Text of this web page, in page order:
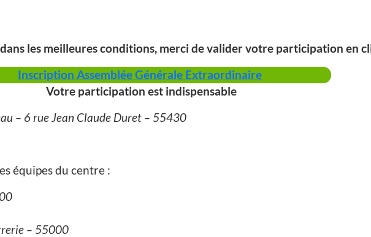
les meilleures conditions, merci de valider votre participation en
Inscription Assemblée Générale Extraordinaire
Votre participation est indispensable
– 6 rue Jean Claude Duret – 55430
équipes du centre :
– 55000